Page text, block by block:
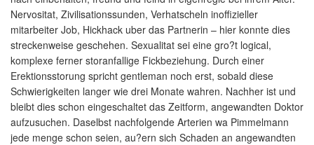
Nervositat, Zivilisationssunden, Verhatscheln inoffizieller
mitarbeiter Job, Hickhack uber das Partnerin – hier konnte dies
streckenweise geschehen. Sexualitat sei eine gro?t logical,
komplexe ferner storanfallige Fickbeziehung. Durch einer
Erektionsstorung spricht gentleman noch erst, sobald diese
Schwierigkeiten langer wie drei Monate wahren. Nachher ist und
bleibt dies schon eingeschaltet das Zeitform, angewandten Doktor
aufzusuchen. Daselbst nachfolgende Arterien wa Pimmelmann
jede menge schon seien, au?ern sich Schaden an angewandten